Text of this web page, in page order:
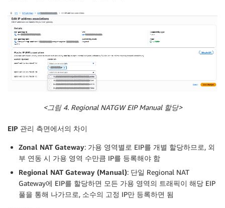
<그림 4. Regional NATGW EIP Manual 할당>
EIP 관리 측면에서의 차이
Zonal NAT Gateway: 가용 영역별로 EIP를 개별 할당하므로, 외
부 연동 시 가용 영역 수만큼 IP를 등록해야 함
Regional NAT Gateway (Manual): 단일 Regional NAT
Gateway에 EIP를 할당하면 모든 가용 영역의 트래픽이 해당 EIP
풀을 통해 나가므로, 소수의 고정 IP만 등록하면 됨